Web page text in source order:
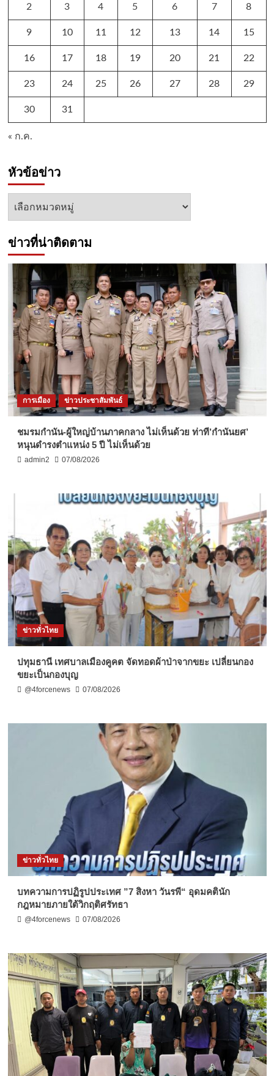
2 3 4 5 6 7 8
9 10 11 12 13 14 15
16 17 18 19 20 21 22
23 24 25 26 27 28 29
30 31
« ก.ค.
หัวข้อข่าว
หัวข้อ
ข่าวที่น่าติดตาม
การเมือง ข่าวประชาสัมพันธ์
ชมรมกำนัน-ผู้ใหญ่บ้านภาคกลาง ไม่เห็นด้วย ท่าที’กำนันยศ’
หนุนดำรงตำแหน่ง 5 ปี ไม่เห็นด้วย
admin2 07/08/2026
ข่าวทั่วไทย
ปทุมธานี เทศบาลเมืองคูคต จัดทอดผ้าป่าจากขยะ เปลี่ยนกอง
ขยะเป็นกองบุญ
@4forcenews 07/08/2026
ข่าวทั่วไทย
บทความการปฏิรูปประเทศ ”7 สิงหา วันรพี“ อุดมคตินัก
กฎหมายภายใต้วิกฤติศรัทธา
@4forcenews 07/08/2026